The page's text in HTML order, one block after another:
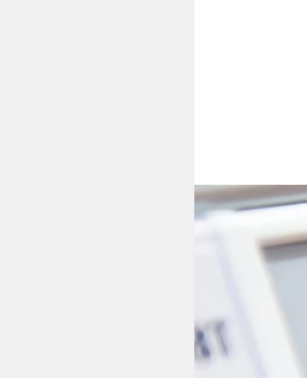
berlin
nord
wahrheit
verlag